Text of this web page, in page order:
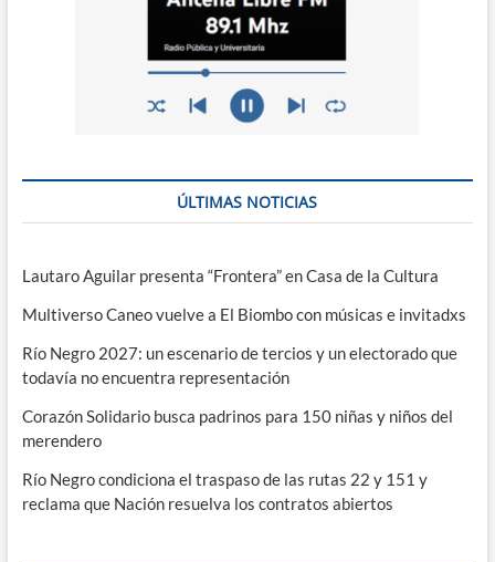
ÚLTIMAS NOTICIAS
Lautaro Aguilar presenta “Frontera” en Casa de la Cultura
Multiverso Caneo vuelve a El Biombo con músicas e invitadxs
Río Negro 2027: un escenario de tercios y un electorado que
todavía no encuentra representación
Corazón Solidario busca padrinos para 150 niñas y niños del
merendero
Río Negro condiciona el traspaso de las rutas 22 y 151 y
reclama que Nación resuelva los contratos abiertos